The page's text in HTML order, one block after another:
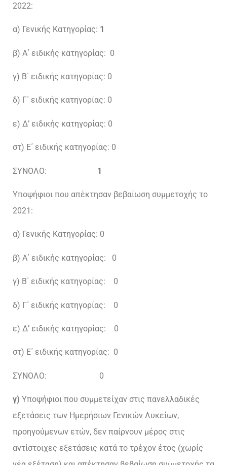
2022:
α) Γενικής Κατηγορίας: 1
β) Α΄ ειδικής κατηγορίας: 0
γ) Β΄ ειδικής κατηγορίας: 0
δ) Γ΄ ειδικής κατηγορίας: 0
ε) Δ’ ειδικής κατηγορίας: 0
στ) Ε΄ ειδικής κατηγορίας: 0
ΣΥΝΟΛΟ: 1
Υποψήφιοι που απέκτησαν βεβαίωση συμμετοχής το
2021:
α) Γενικής Κατηγορίας: 0
β) Α΄ ειδικής κατηγορίας: 0
γ) Β΄ ειδικής κατηγορίας: 0
δ) Γ΄ ειδικής κατηγορίας: 0
ε) Δ’ ειδικής κατηγορίας: 0
στ) Ε΄ ειδικής κατηγορίας: 0
ΣΥΝΟΛΟ: 0
γ) Υποψήφιοι που συμμετείχαν στις πανελλαδικές
εξετάσεις των Ημερήσιων Γενικών Λυκείων,
προηγούμενων ετών, δεν παίρνουν μέρος στις
αντίστοιχες εξετάσεις κατά το τρέχον έτος (χωρίς